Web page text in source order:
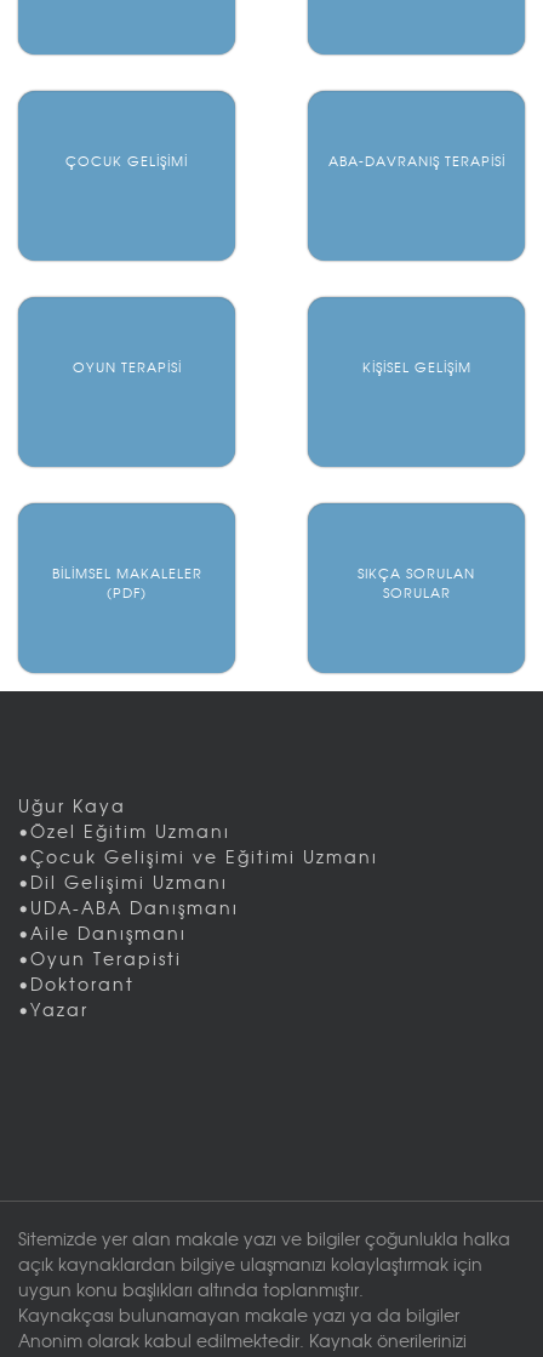
ÇOCUK GELİŞİMİ ABA-DAVRANIŞ TERAPİSİ
OYUN TERAPİSİ KİŞİSEL GELİŞİM
BİLİMSEL MAKALELER
(PDF)
SIKÇA SORULAN
SORULAR
Uğur Kaya
•Özel Eğitim Uzmanı
•Çocuk Gelişimi ve Eğitimi Uzmanı
•Dil Gelişimi Uzmanı
•UDA-ABA Danışmanı
•Aile Danışmanı
•Oyun Terapisti
•Doktorant
•Yazar
Sitemizde yer alan makale yazı ve bilgiler çoğunlukla halka
açık kaynaklardan bilgiye ulaşmanızı kolaylaştırmak için
uygun konu başlıkları altında toplanmıştır.
Kaynakçası bulunamayan makale yazı ya da bilgiler
Anonim olarak kabul edilmektedir. Kaynak önerilerinizi